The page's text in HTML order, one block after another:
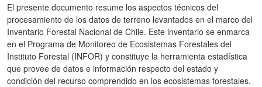
El presente documento resume los aspectos técnicos del
procesamiento de los datos de terreno levantados en el marco del
Inventario Forestal Nacional de Chile. Este inventario se enmarca
en el Programa de Monitoreo de Ecosistemas Forestales del
Instituto Forestal (INFOR) y constituye la herramienta estadística
que provee de datos e información respecto del estado y
condición del recurso comprendido en los ecosistemas forestales.